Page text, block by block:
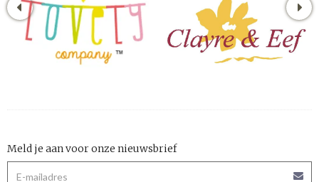
Meld je aan voor onze nieuwsbrief